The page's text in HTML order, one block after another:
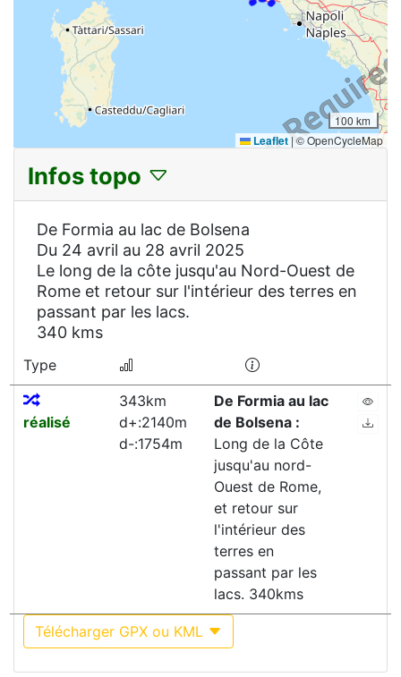
100 km
Leaflet | © OpenCycleMap
Infos topo
De Formia au lac de Bolsena
Du 24 avril au 28 avril 2025
Le long de la côte jusqu'au Nord-Ouest de
Rome et retour sur l'intérieur des terres en
passant par les lacs.
340 kms
Type
réalisé
343km
d+:2140m
d-:1754m
De Formia au lac
de Bolsena :
Long de la Côte
jusqu'au nord-
Ouest de Rome,
et retour sur
l'intérieur des
terres en
passant par les
lacs. 340kms
Télécharger GPX ou KML